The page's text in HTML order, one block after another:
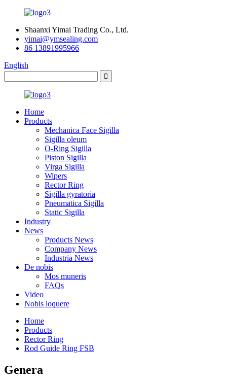
Shaanxi Yimai Trading Co., Ltd.
yimai@ymsealing.com
86 13891995966
English
Home
Products
Mechanica Face Sigilla
Sigilla oleum
O-Ring Sigilla
Piston Sigilla
Virga Sigilla
Wipers
Rector Ring
Sigilla gyratoria
Pneumatica Sigilla
Static Sigilla
Industry
News
Products News
Company News
Industria News
De nobis
Mos muneris
FAQs
Video
Nobis loquere
Home
Products
Rector Ring
Rod Guide Ring FSB
Genera